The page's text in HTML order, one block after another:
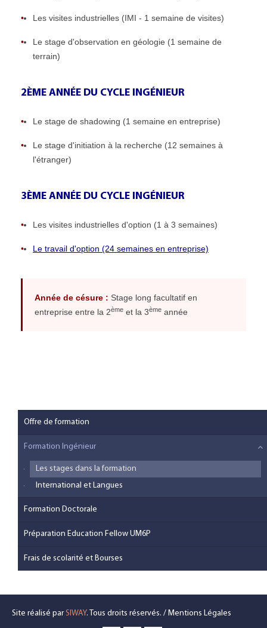
• Les visites industrielles (IMI - 1 semaine de visites)
•
Le stage d'observation en géologie (1 semaine de
terrain)
2ÈME ANNÉE DU CYCLE INGÉNIEUR
• Le stage de shadowing (1 semaine en entreprise)
•
Le stage d'initiation à la recherche (12 semaines à
l'étranger)
3ÈME ANNÉE DU CYCLE INGÉNIEUR
• Les visites industrielles d'option (1 à 3 semaines)
• Le travail d'option (24 semaines en entreprise)
Année de césure : Stage long facultatif en
entreprise entre la 2ème et la 3ème année
Offre de formation
Formation Ingénieur
Les stages dans la formation
International et Langues
Formation Doctorale
Préparation Education Fellow UM6P
Frais de scolarité et Bourses
Site réalisé parSIWAY. Tous droits réservés. / Mentions Légales